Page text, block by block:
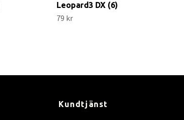
Leopard3 DX (6)
79 kr
Kundtjänst